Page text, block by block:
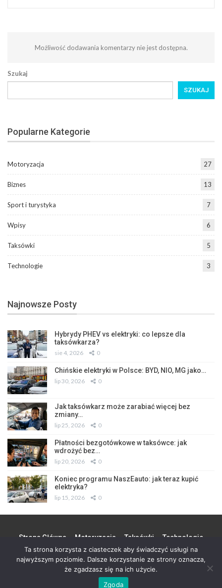
Możliwość dodawania komentarzy nie jest dostępna.
Szukaj
SZUKAJ
Popularne Kategorie
Motoryzacja 27
Biznes 13
Sport i turystyka 7
Wpisy 6
Taksówki 5
Technologie 3
Najnowsze Posty
Hybrydy PHEV vs elektryki: co lepsze dla
taksówkarza?
sie 4, 2026 0
Chińskie elektryki w Polsce: BYD, NIO, MG jako…
lip 30, 2026 0
Jak taksówkarz może zarabiać więcej bez
zmiany…
lip 25, 2026 0
Płatności bezgotówkowe w taksówce: jak
wdrożyć bez…
lip 20, 2026 0
Koniec programu NaszEauto: jak teraz kupić
elektryka?
lip 15, 2026 0
Strona Główna Motoryzacja Taksówki
Technologie
Miasto
Biznes Partner Kontakt
© 2026 - Wszystkie prawa zastrzeżone. Design by
Ta strona korzysta z ciasteczek aby świadczyć usługi na
najwyższym poziomie. Dalsze korzystanie ze strony oznacza,
że zgadzasz się na ich użycie.
Zgoda